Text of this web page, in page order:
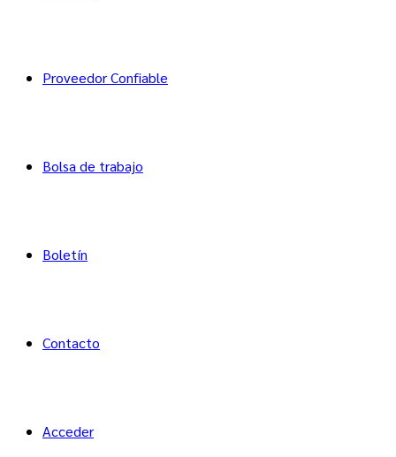
Proveedor Confiable
Bolsa de trabajo
Boletín
Contacto
Acceder